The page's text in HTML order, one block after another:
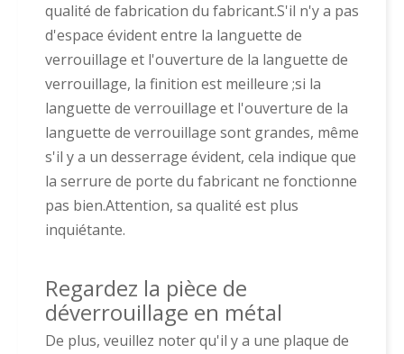
qualité de fabrication du fabricant.S'il n'y a pas
d'espace évident entre la languette de
verrouillage et l'ouverture de la languette de
verrouillage, la finition est meilleure ;si la
languette de verrouillage et l'ouverture de la
languette de verrouillage sont grandes, même
s'il y a un desserrage évident, cela indique que
la serrure de porte du fabricant ne fonctionne
pas bien.Attention, sa qualité est plus
inquiétante.
Regardez la pièce de
déverrouillage en métal
De plus, veuillez noter qu'il y a une plaque de